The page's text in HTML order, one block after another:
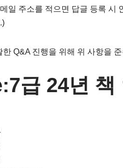
일 주소를 적으면 답글 등록 시
Q&A 진행을 위해 위 사항을
급 24년 책